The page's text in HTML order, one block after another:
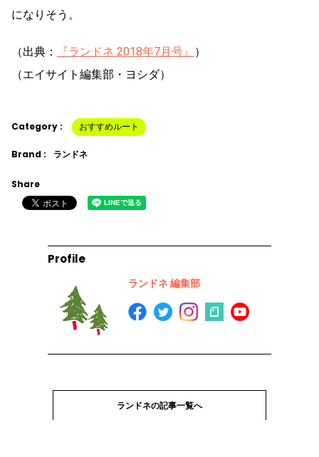
になりそう。
（出典： 『ランドネ 2018年7月号』 ）
（エイサイト編集部・ヨシダ）
Category : おすすめルート
Brand : ランドネ
Share
Profile
ランドネ 編集部
ランドネの記事一覧へ